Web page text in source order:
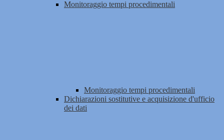
Monitoraggio tempi procedimentali
Monitoraggio tempi procedimentali
Dichiarazioni sostitutive e acquisizione d'ufficio
dei dati